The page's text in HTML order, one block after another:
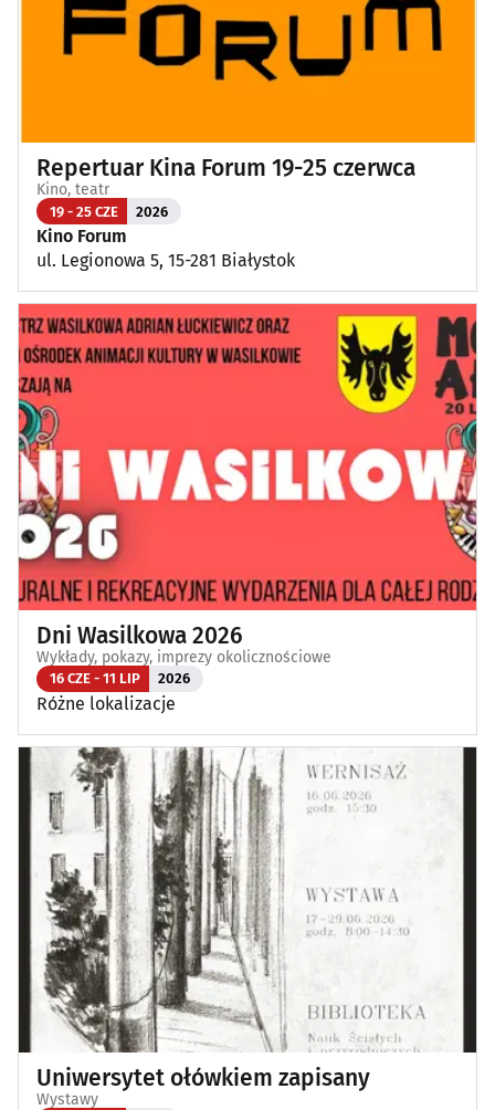
Repertuar Kina Forum 19-25 czerwca
Kino, teatr
19 - 25 CZE 2026
Kino Forum
ul. Legionowa 5, 15-281 Białystok
Dni Wasilkowa 2026
Wykłady, pokazy, imprezy okolicznościowe
16 CZE - 11 LIP 2026
Różne lokalizacje
Uniwersytet ołówkiem zapisany
Wystawy